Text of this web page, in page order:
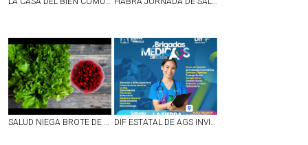
SALUD NIEGA BROTE DE DIARREA EXPLOSIVA EN MÉXICO; `NO HAY MOTIVO DE ALARMA´ DIF ESTATAL DE AGS INVITA A LAS FAMILIAS DE VILLA JUÁREZ A BRIGADA MÉDICA GRATUITA ESTE 8 DE AGOSTO